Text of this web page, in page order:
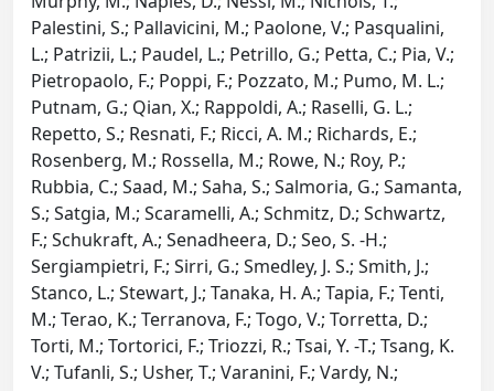
Palestini, S.; Pallavicini, M.; Paolone, V.; Pasqualini,
L.; Patrizii, L.; Paudel, L.; Petrillo, G.; Petta, C.; Pia, V.;
Pietropaolo, F.; Poppi, F.; Pozzato, M.; Pumo, M. L.;
Putnam, G.; Qian, X.; Rappoldi, A.; Raselli, G. L.;
Repetto, S.; Resnati, F.; Ricci, A. M.; Richards, E.;
Rosenberg, M.; Rossella, M.; Rowe, N.; Roy, P.;
Rubbia, C.; Saad, M.; Saha, S.; Salmoria, G.; Samanta,
S.; Satgia, M.; Scaramelli, A.; Schmitz, D.; Schwartz,
F.; Schukraft, A.; Senadheera, D.; Seo, S. -H.;
Sergiampietri, F.; Sirri, G.; Smedley, J. S.; Smith, J.;
Stanco, L.; Stewart, J.; Tanaka, H. A.; Tapia, F.; Tenti,
M.; Terao, K.; Terranova, F.; Togo, V.; Torretta, D.;
Torti, M.; Tortorici, F.; Triozzi, R.; Tsai, Y. -T.; Tsang, K.
V.; Tufanli, S.; Usher, T.; Varanini, F.; Vardy, N.;